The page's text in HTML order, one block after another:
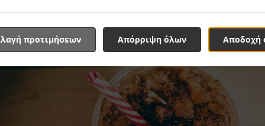
Αποδοχή
Απόρριψη όλων
προτιμήσεων